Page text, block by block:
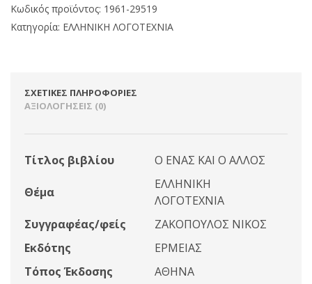
Κωδικός προϊόντος: 1961-29519
Κατηγορία: ΕΛΛΗΝΙΚΗ ΛΟΓΟΤΕΧΝΙΑ
ΣΧΕΤΙΚΈΣ ΠΛΗΡΟΦΟΡΊΕΣ
ΑΞΙΟΛΟΓΉΣΕΙΣ (0)
Τίτλος βιβλίου Ο ΕΝΑΣ ΚΑΙ Ο ΑΛΛΟΣ
Θέμα
ΕΛΛΗΝΙΚΗ
ΛΟΓΟΤΕΧΝΙΑ
Συγγραφέας/φείς
ΖΑΚΟΠΟΥΛΟΣ ΝΙΚΟΣ
Εκδότης
ΕΡΜΕΙΑΣ
Τόπος Έκδοσης
ΑΘΗΝΑ